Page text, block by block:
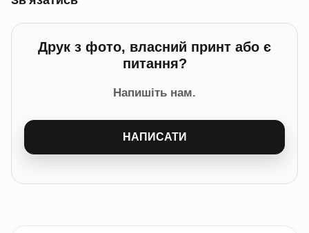
Друк з фото, власний принт або є
питання?
Напишіть нам.
НАПИСАТИ